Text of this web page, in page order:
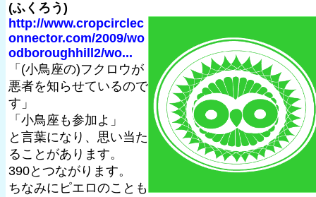
(ふくろう)
http://www.cropcirclec
onnector.com/2009/wo
odboroughhill2/wo...
「(小鳥座の)フクロウが
悪者を知らせているので
す」
「小鳥座も参加よ」
と言葉になり、思い当た
ることがあります。
390とつながります。
ちなみにピエロのことも